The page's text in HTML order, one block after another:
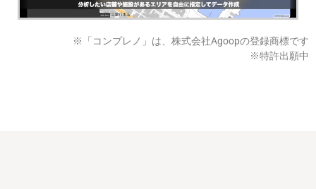
※「コンプレノ」は、株式会社Agoopの登録商標です
※特許出願中